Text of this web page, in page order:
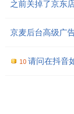
之前关掉了京东
京麦后台高级广
10 请问在抖音